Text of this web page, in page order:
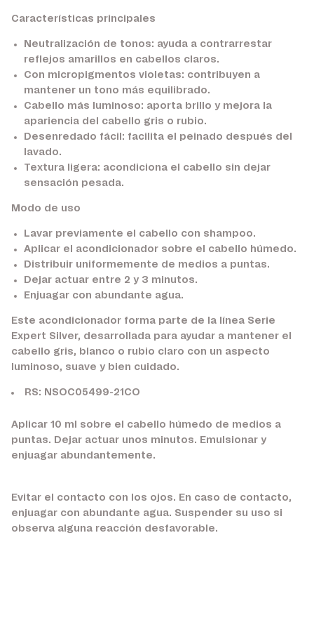
Características principales
Neutralización de tonos: ayuda a contrarrestar
reflejos amarillos en cabellos claros.
Con micropigmentos violetas: contribuyen a
mantener un tono más equilibrado.
Cabello más luminoso: aporta brillo y mejora la
apariencia del cabello gris o rubio.
Desenredado fácil: facilita el peinado después del
lavado.
Textura ligera: acondiciona el cabello sin dejar
sensación pesada.
Modo de uso
Lavar previamente el cabello con shampoo.
Aplicar el acondicionador sobre el cabello húmedo.
Distribuir uniformemente de medios a puntas.
Dejar actuar entre 2 y 3 minutos.
Enjuagar con abundante agua.
Este acondicionador forma parte de la línea Serie
Expert Silver, desarrollada para ayudar a mantener el
cabello gris, blanco o rubio claro con un aspecto
luminoso, suave y bien cuidado.
RS: NSOC05499-21CO
Aplicar 10 ml sobre el cabello húmedo de medios a
puntas. Dejar actuar unos minutos. Emulsionar y
enjuagar abundantemente.
Evitar el contacto con los ojos. En caso de contacto,
enjuagar con abundante agua. Suspender su uso si
observa alguna reacción desfavorable.